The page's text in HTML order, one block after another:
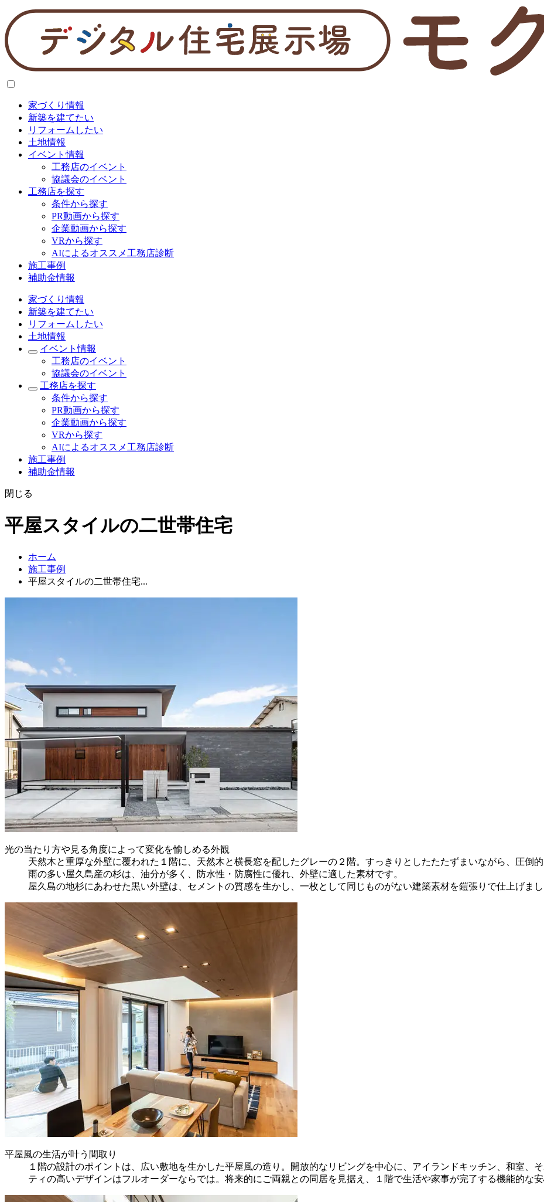
家づくり情報
新築を建てたい
リフォームしたい
土地情報
イベント情報
工務店のイベント
協議会のイベント
工務店を探す
条件から探す
PR動画から探す
企業動画から探す
VRから探す
AIによるオススメ工務店診断
施工事例
補助金情報
家づくり情報
新築を建てたい
リフォームしたい
土地情報
イベント情報
工務店のイベント
協議会のイベント
工務店を探す
条件から探す
PR動画から探す
企業動画から探す
VRから探す
AIによるオススメ工務店診断
施工事例
補助金情報
閉じる
平屋スタイルの二世帯住宅
ホーム
施工事例
平屋スタイルの二世帯住宅...
光の当たり方や見る角度によって変化を愉しめる外観
天然木と重厚な外壁に覆われた１階に、天然木と横長窓を配したグレーの２階。すっきりとしたたたずまいながら、圧倒
雨の多い屋久島産の杉は、油分が多く、防水性・防腐性に優れ、外壁に適した素材です。
屋久島の地杉にあわせた黒い外壁は、セメントの質感を生かし、一枚として同じものがない建築素材を鎧張りで仕上げまし
平屋風の生活が叶う間取り
１階の設計のポイントは、広い敷地を生かした平屋風の造り。開放的なリビングを中心に、アイランドキッチン、和室、
ティの高いデザインはフルオーダーならでは。将来的にご両親との同居を見据え、１階で生活や家事が完了する機能的な安